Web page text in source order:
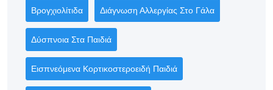
Βρογχιολίτιδα Διάγνωση Αλλεργίας Στο Γάλα
Δύσπνοια Στα Παιδιά
Εισπνεόμενα Κορτικοστεροειδή Παιδιά